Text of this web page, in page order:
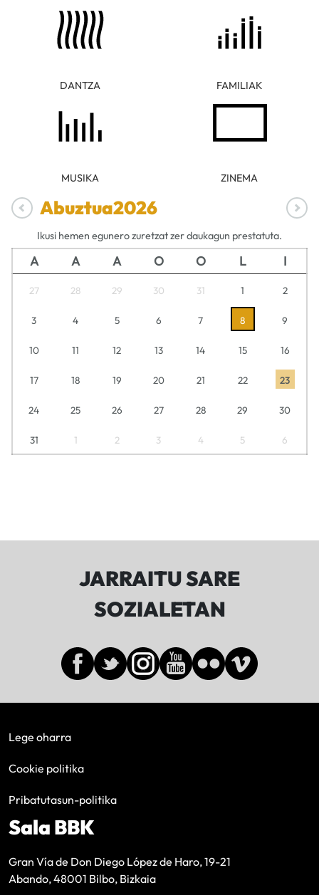
DANTZA FAMILIAK
MUSIKA ZINEMA
Abuztua2026
Ikusi hemen egunero zuretzat zer daukagun prestatuta.
A A A O O L I
27 28 29 30 31 1 2
3 4 5 6 7 8 9
10 11 12 13 14 15 16
17 18 19 20 21 22 23
24 25 26 27 28 29 30
31 1 2 3 4 5 6
JARRAITU SARE
SOZIALETAN
Lege oharra
Cookie politika
Pribatutasun-politika
Sala BBK
Gran Vía de Don Diego López de Haro, 19-21
Abando, 48001 Bilbo, Bizkaia